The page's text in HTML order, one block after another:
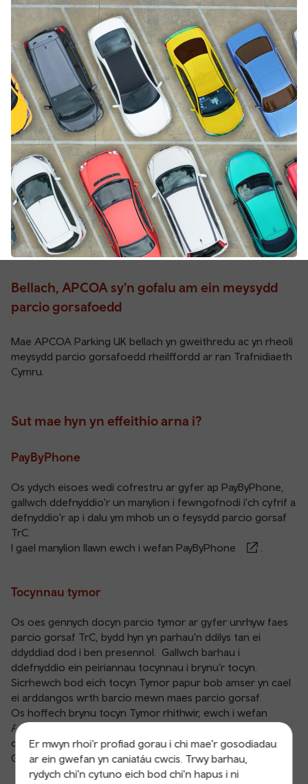
Er mwyn rhoi’r profiad gorau i chi mae'r gosodiadau
ar ein gwefan yn caniatáu cwcis. Trwy barhau,
rydych chi'n cytuno eich bod chi'n hapus i ni
Bellach, APCOA sy'n gofalu am ein meysydd
parcio gorsafoedd
Mae APCOA Parking UK bellach yn gweithredu ac yn rheoli
meysydd parcio gorsafoedd rheilffordd ar ran Trafnidiaeth
Cymru.
Sut mae hyn yn effeithio arna i?
PayByPhone
Os ydych eisoes wedi cofrestru ar gyfer ap PayByPhone,
gallwch ddefnyddio'r un manylion i fewngofnodi i'ch cyfrif a
defnyddio'r ap i dalu ym mhob un o feysydd parcio gorsaf
TrC.
I gael manylion llawn ewch i wefan PayByPhone
Tocynnau tymor
Os oes gennych docyn parcio tymor ar gyfer unrhyw faes
parcio gorsaf TrC, bydd hyn yn parhau'n ddilys tan ei
ddyddiad dod i ben presennol. Gallwch barhau i
ddefnyddio ein peiriannau tocynnau i brynu’r tocyn.
Sicrhewch bod eich tocyn Tymor papur bob amser yn cael
ei arddangos wrth barcio mewn maes parcio gorsaf.
Os hoffech brynu tocyn Tymor rhithwir, ewch i wefan
APCOA i gofrestru. Cofiwch y bydd angen i chi wneud hyn
cyn i'ch tocyn presennol ddod i ben.
Gwefan APCOA